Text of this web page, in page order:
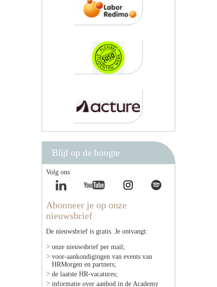
Blijf op de hoogte
Volg ons
Abonneer je op onze
nieuwsbrief
De nieuwsbrief is gratis. Je ontvangt:
onze nieuwsbrief per mail;
voor-aankondigingen van events van
HRMorgen en partners;
de laatste HR-vacatures;
informatie over aanbod in de Academy